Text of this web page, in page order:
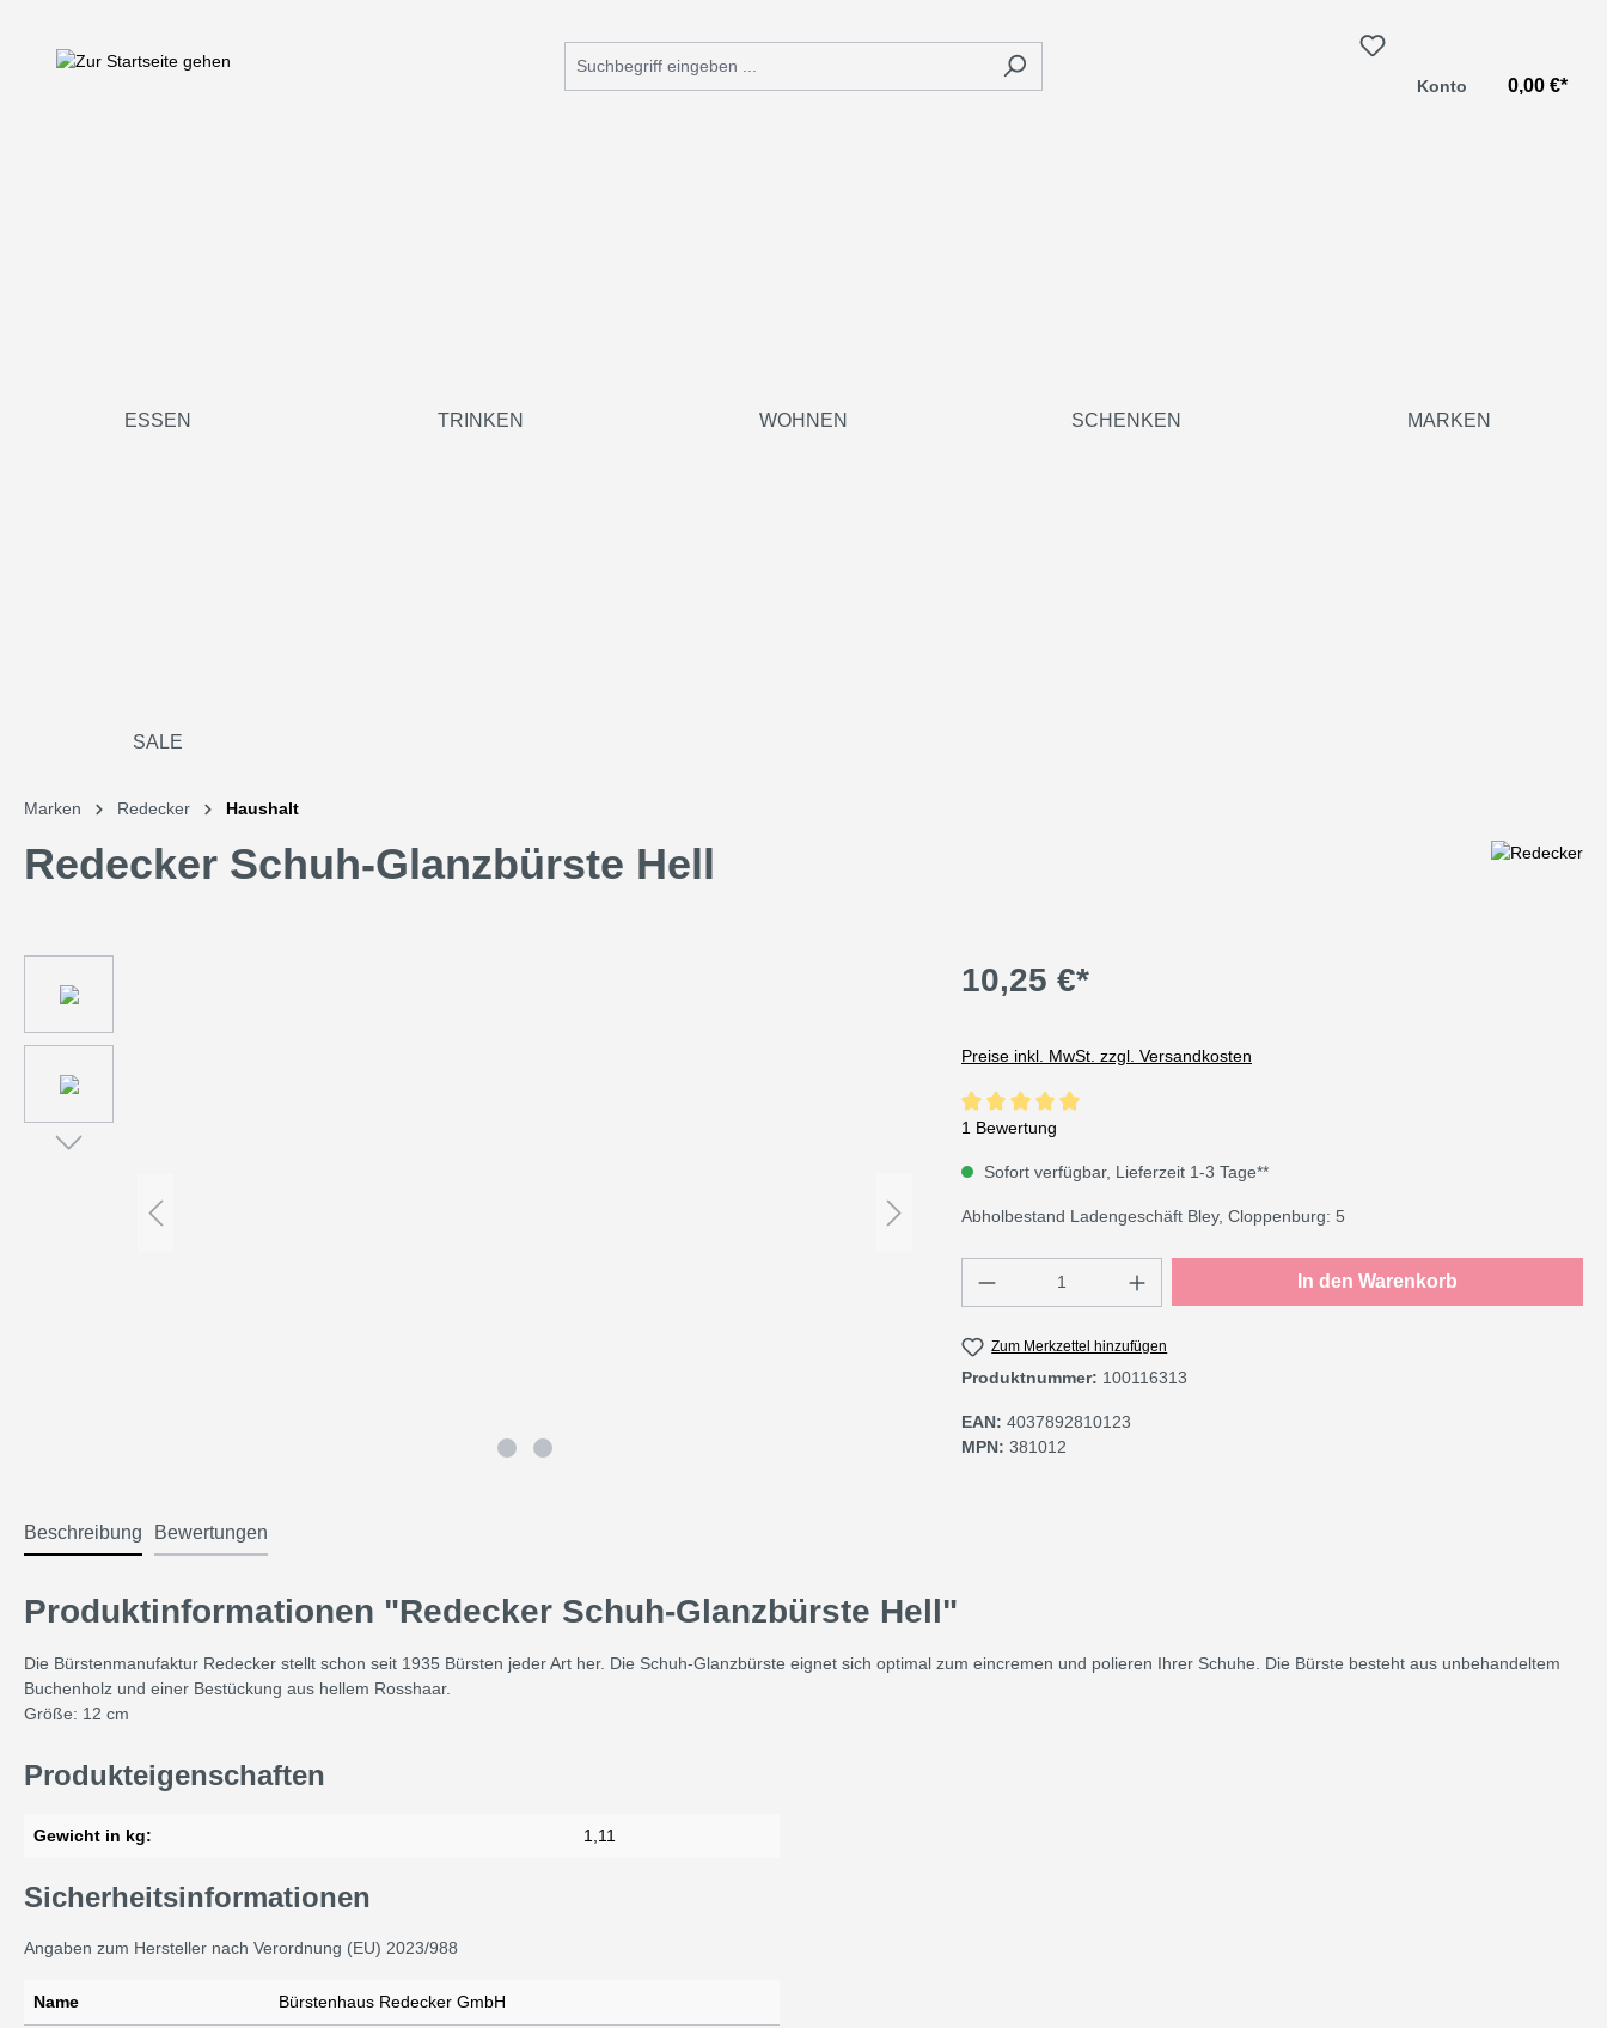
Konto 0,00 €*
ESSEN TRINKEN WOHNEN SCHENKEN MARKEN
SALE
Marken Redecker Haushalt
Redecker Schuh-Glanzbürste Hell
10,25 €*
Preise inkl. MwSt. zzgl. Versandkosten
Durchschnittliche Bewertung von 5 von 5 Sternen
1 Bewertung
Sofort verfügbar, Lieferzeit 1-3 Tage**
Abholbestand Ladengeschäft Bley, Cloppenburg: 5
Produkt Anzahl: Gib den gewünschten Wert ein
In den Warenkorb
Zum Merkzettel hinzufügen
Produktnummer: 100116313
EAN: 4037892810123
MPN: 381012
Beschreibung Bewertungen
Produktinformationen "Redecker Schuh-Glanzbürste Hell"
Die Bürstenmanufaktur Redecker stellt schon seit 1935 Bürsten jeder Art her. Die Schuh-Glanzbürste eignet sich optimal zum eincremen und polieren Ihrer Schuhe. Die Bürste besteht aus unbehandeltem
Buchenholz und einer Bestückung aus hellem Rosshaar.
Größe: 12 cm
Produkteigenschaften
Gewicht in kg: 1,11
Sicherheitsinformationen
Angaben zum Hersteller nach Verordnung (EU) 2023/988
Name Bürstenhaus Redecker GmbH